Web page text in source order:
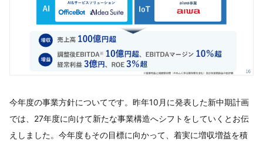
今年度の事業方針についてです。昨年10月に発表した新中期計画
では、27年度に向けて新たな事業構造へシフトをしていくとお伝
えしました。今年度もその目標に向かって、着実に増収増益を積